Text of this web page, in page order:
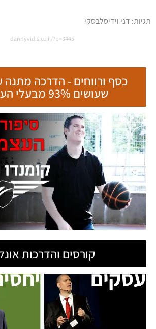
תגיות: דני וידיסלבסקי
dannyvidis.co.il/?p=3445
כסף ורווחים - הדרכה מתנה
שעושים 93% מבעלי העסקים
קורסים והדרכות